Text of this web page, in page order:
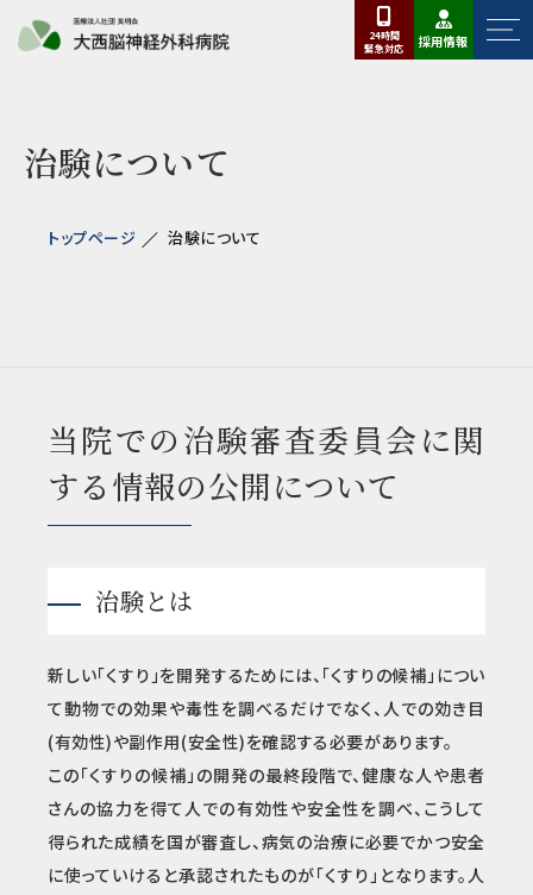
24時間
緊急対応 採用情報
治験について
トップページ 治験について
当院での治験審査委員会に関
する情報の公開について
治験とは
新しい「くすり」を開発するためには、「くすりの候補」につい
て動物での効果や毒性を調べるだけでなく、人での効き目
(有効性)や副作用(安全性)を確認する必要があります。
この「くすりの候補」の開発の最終段階で、健康な人や患者
さんの協力を得て人での有効性や安全性を調べ、こうして
得られた成績を国が審査し、病気の治療に必要でかつ安全
に使っていけると承認されたものが「くすり」となります。人